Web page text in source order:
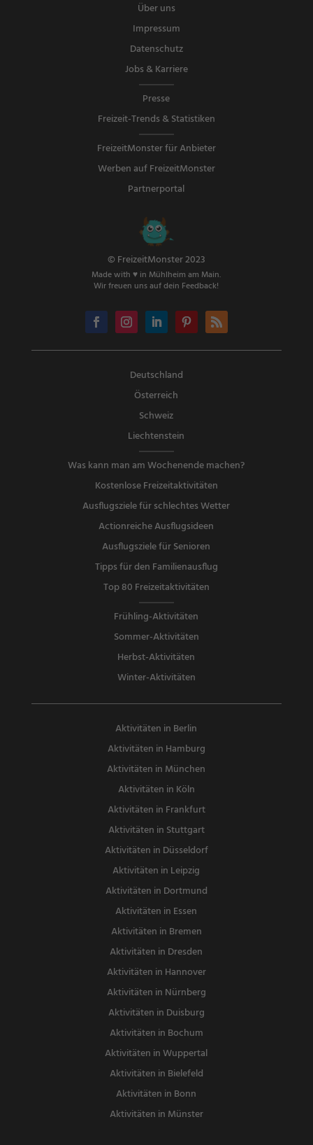
Über uns
Impressum
Datenschutz
Jobs & Karriere
Presse
Freizeit-Trends & Statistiken
FreizeitMonster für Anbieter
Werben auf FreizeitMonster
Partnerportal
© FreizeitMonster 2023
Made with ♥ in Mühlheim am Main.
Wir freuen uns auf dein Feedback!
Deutschland
Österreich
Schweiz
Liechtenstein
Was kann man am Wochenende machen?
Kostenlose Freizeitaktivitäten
Ausflugsziele für schlechtes Wetter
Actionreiche Ausflugsideen
Ausflugsziele für Senioren
Tipps für den Familienausflug
Top 80 Freizeitaktivitäten
Frühling-Aktivitäten
Sommer-Aktivitäten
Herbst-Aktivitäten
Winter-Aktivitäten
Aktivitäten in Berlin
Aktivitäten in Hamburg
Aktivitäten in München
Aktivitäten in Köln
Aktivitäten in Frankfurt
Aktivitäten in Stuttgart
Aktivitäten in Düsseldorf
Aktivitäten in Leipzig
Aktivitäten in Dortmund
Aktivitäten in Essen
Aktivitäten in Bremen
Aktivitäten in Dresden
Aktivitäten in Hannover
Aktivitäten in Nürnberg
Aktivitäten in Duisburg
Aktivitäten in Bochum
Aktivitäten in Wuppertal
Aktivitäten in Bielefeld
Aktivitäten in Bonn
Aktivitäten in Münster